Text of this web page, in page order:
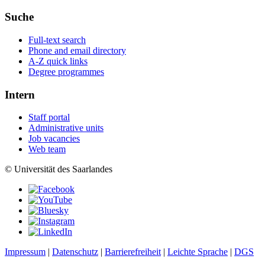
Suche
Full-text search
Phone and email directory
A-Z quick links
Degree programmes
Intern
Staff portal
Administrative units
Job vacancies
Web team
© Universität des Saarlandes
Impressum | Datenschutz | Barrierefreiheit | Leichte Sprache | DGS